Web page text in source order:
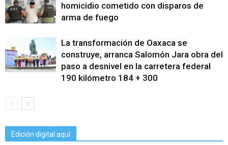
homicidio cometido con disparos de
arma de fuego
La transformación de Oaxaca se
construye, arranca Salomón Jara obra del
paso a desnivel en la carretera federal
190 kilómetro 184 + 300
Edición digital aquí